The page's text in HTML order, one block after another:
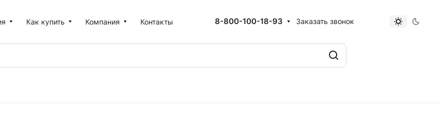
Как купить Компания Контакты 8-800-100-18-93 Заказать звонок